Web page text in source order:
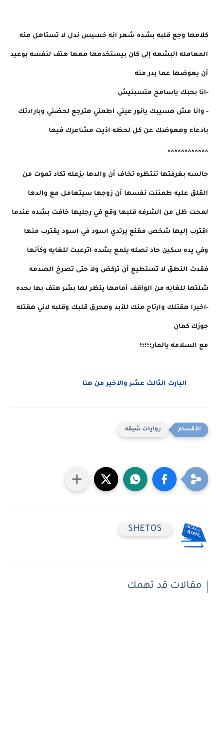
كلامها وجع قلبه بشده شعر انه خسيس ندل لا تستاهل منه
المعامله البشعه إلى كان بيستخدمها معها هتف لنفسه بوعيد
أن يعوضها عما بدر منه
-انا بحبك ياسامح متسبنيش
- وانا مش هسيبك يانور عيني اطمني هترجع لحضني وبارادتك
بادعاء وهعوضك عن كل لحظه اذيت مشاعرك فيها
^^^^^^^^^^^^
جالسه بغرفتها تنتظره تخاف أن والدها يزعله تكاد تموت من
القلق عليه طمئنت نفسها أن زوجها سيتعامل مع والدها
لمحت ظل من الشرفه قلبها وقع في رجليها خافت بشده عندما
اقترب إليها شخص مقنع يرتدي اسود في اسود يقترب منها
وفي يده سكين حاد نصله يلمع بشده اترعبت للغايه وكأنها
فقدت النطق لا تستطيع أن تركض ولا حتى تصرخ الصدمه
شلتها للغايه من الواقف أمامها ينظر لها بشر هتف بها بحده
-اخيرا هقتلك وارتاح منك للأبد وهحرق قلبك وقلبه لاني هقتله
جوزك كمان
مع السلامه يالمار؛؛؛؛؛
البارت الثالث عشر والاخير من هنا
روايات شيقه
SHETOS
مقالات قد تهمك